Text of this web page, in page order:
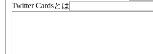
Twitter Cardsとは